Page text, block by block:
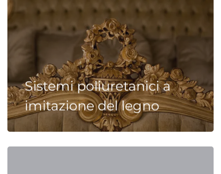
Sistemi poliuretanici a
imitazione del legno